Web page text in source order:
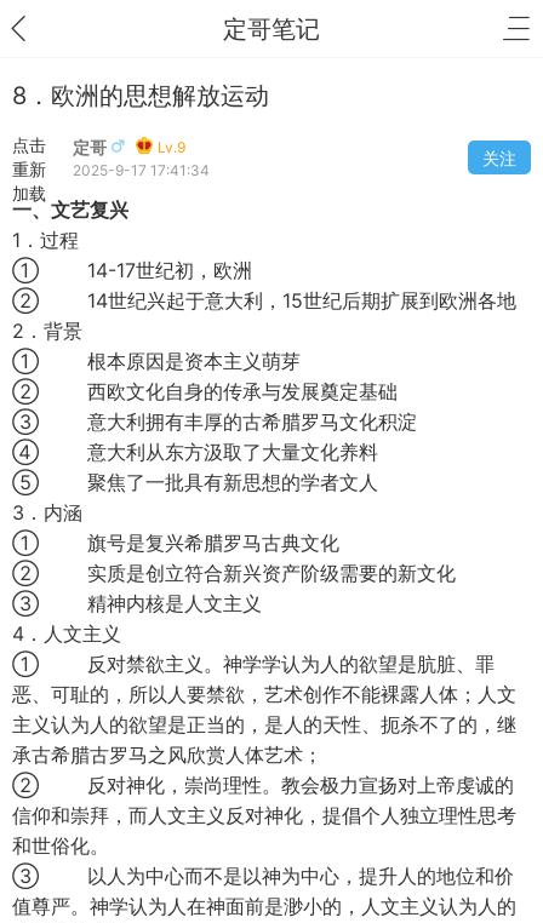
定哥笔记
8．欧洲的思想解放运动
点击
重新
加载
定哥
Lv.9
2025-9-17 17:41:34
关注
一、文艺复兴
1．过程
① 14-17世纪初，欧洲
② 14世纪兴起于意大利，15世纪后期扩展到欧洲各地
2．背景
① 根本原因是资本主义萌芽
② 西欧文化自身的传承与发展奠定基础
③ 意大利拥有丰厚的古希腊罗马文化积淀
④ 意大利从东方汲取了大量文化养料
⑤ 聚焦了一批具有新思想的学者文人
3．内涵
① 旗号是复兴希腊罗马古典文化
② 实质是创立符合新兴资产阶级需要的新文化
③ 精神内核是人文主义
4．人文主义
① 反对禁欲主义。神学学认为人的欲望是肮脏、罪
恶、可耻的，所以人要禁欲，艺术创作不能裸露人体；人文
主义认为人的欲望是正当的，是人的天性、扼杀不了的，继
承古希腊古罗马之风欣赏人体艺术；
② 反对神化，崇尚理性。教会极力宣扬对上帝虔诚的
信仰和崇拜，而人文主义反对神化，提倡个人独立理性思考
和世俗化。
③ 以人为中心而不是以神为中心，提升人的地位和价
值尊严。神学认为人在神面前是渺小的，人文主义认为人的